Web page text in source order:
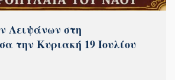
Λειψάνων στη
την Κυριακή 19 Ιουλίου